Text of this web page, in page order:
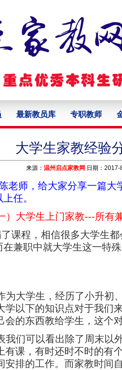
最新教员库 专职教师
大学生家教经验
来源： 温州启点家教网 日期：2017-
陈老师，给大家分享一篇大
任。
）大学生上门家教---所有
课程，相信很多大学生
兼职中就大学生这一特
为大学生，经历了小升初
学以下的知识点对于我们
的东西教给学生，这个
我们可以看出除了周末以
有课，有时还时不时的有
安排的工作。而家教时间